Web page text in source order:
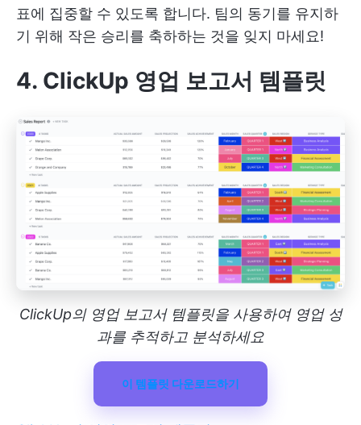
표에 집중할 수 있도록 합니다. 팀의 동기를 유지하
기 위해 작은 승리를 축하하는 것을 잊지 마세요!
4. ClickUp 영업 보고서 템플릿
ClickUp의 영업 보고서 템플릿을 사용하여 영업 성
과를 추적하고 분석하세요
이 템플릿 다운로드하기